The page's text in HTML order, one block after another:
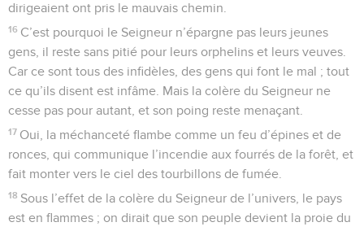
dirigeaient ont pris le mauvais chemin.
16 C’est pourquoi le Seigneur n’épargne pas leurs jeunes
gens, il reste sans pitié pour leurs orphelins et leurs veuves.
Car ce sont tous des infidèles, des gens qui font le mal ; tout
ce qu’ils disent est infâme. Mais la colère du Seigneur ne
cesse pas pour autant, et son poing reste menaçant.
17 Oui, la méchanceté flambe comme un feu d’épines et de
ronces, qui communique l’incendie aux fourrés de la forêt, et
fait monter vers le ciel des tourbillons de fumée.
18 Sous l’effet de la colère du Seigneur de l’univers, le pays
est en flammes ; on dirait que son peuple devient la proie du